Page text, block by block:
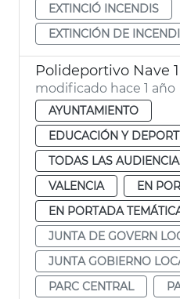
EXTINCIÓ INCENDIS
EXTINCIÓN DE
modificado hace 1 año
AYUNTAMIENTO
EDUCACIÓN Y
TODAS LAS
VALENCIA
EN
EN PORTADA
JUNTA DE GOVERN
JUNTA GOBIERNO
PARC CENTRAL